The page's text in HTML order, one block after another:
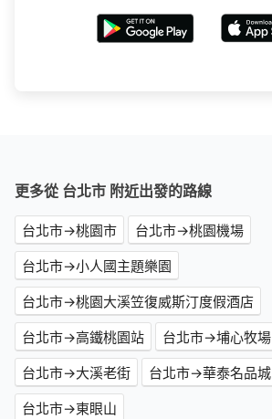
更多從 台北市 附近出發的路線
台北市→桃園市
台北市→桃園機場
台北市→小人國主題樂園
台北市→桃園大溪笠復威斯汀度假酒店
台北市→高鐵桃園站
台北市→埔心牧場
台北市→大溪老街
台北市→華泰名品城
台北市→東眼山